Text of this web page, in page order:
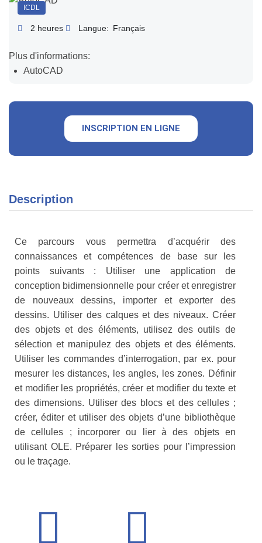
Description
Ce parcours vous permettra d’acquérir des
connaissances et compétences de base sur les
points suivants : Utiliser une application de
conception bidimensionnelle pour créer et enregistrer
de nouveaux dessins, importer et exporter des
dessins. Utiliser des calques et des niveaux. Créer
des objets et des éléments, utilisez des outils de
sélection et manipulez des objets et des éléments.
Utiliser les commandes d’interrogation, par ex. pour
mesurer les distances, les angles, les zones. Définir
et modifier les propriétés, créer et modifier du texte et
des dimensions. Utiliser des blocs et des cellules ;
créer, éditer et utiliser des objets d’une bibliothèque
de cellules ; incorporer ou lier à des objets en
utilisant OLE. Préparer les sorties pour l’impression
ou le traçage.
ICDL
2 heures Langue: Français
Plus d'informations:
AutoCAD
INSCRIPTION EN LIGNE